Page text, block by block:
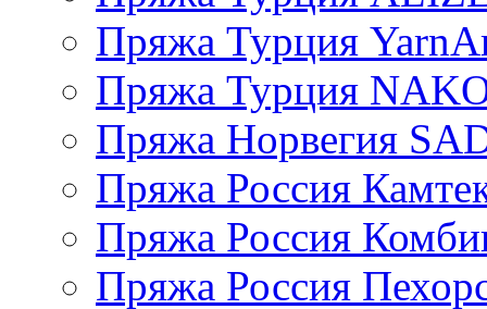
Пряжа Турция
Пряжа Турция
Пряжа Норвегия
Пряжа Россия
Пряжа Россия
Пряжа Россия